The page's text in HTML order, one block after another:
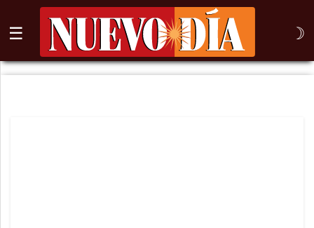
☰ ☽
⌕